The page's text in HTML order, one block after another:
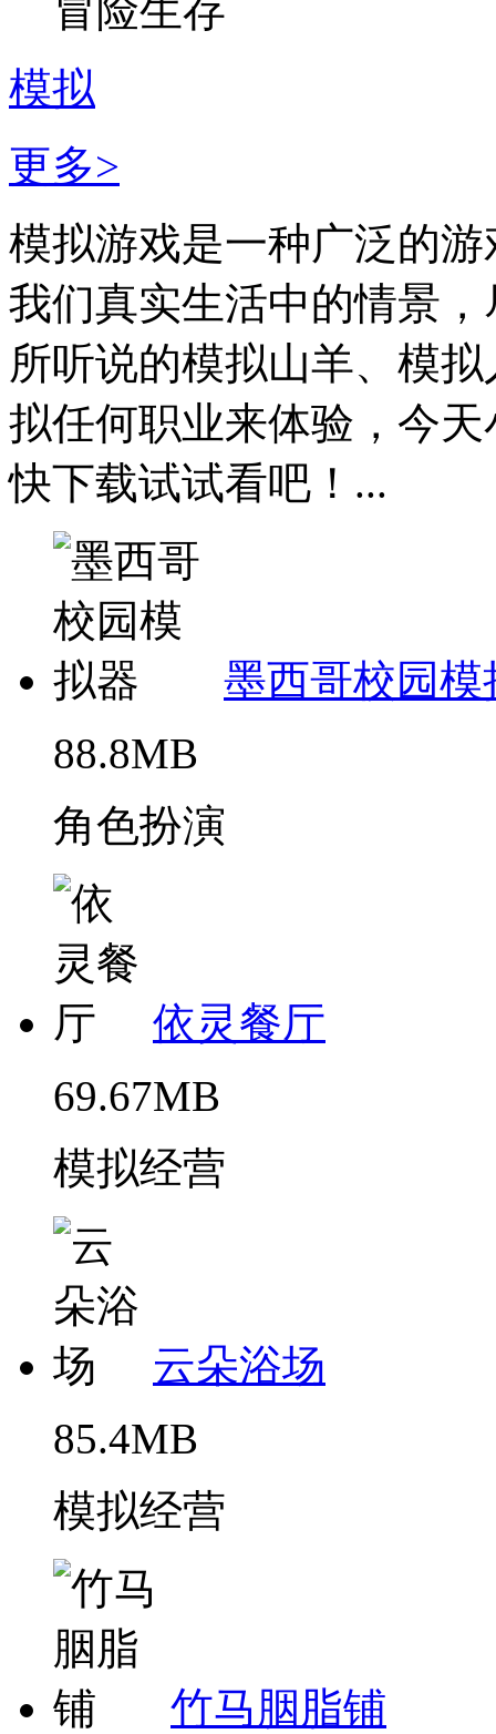
冒险生存
模拟
更多>
模拟游戏是一种广泛的
我们真实生活中的情景
所听说的模拟山羊、模
拟任何职业来体验，今
快下载试试看吧！...
墨西哥校园模
88.8MB
角色扮演
依灵餐厅
69.67MB
模拟经营
云朵浴场
85.4MB
模拟经营
竹马胭脂铺